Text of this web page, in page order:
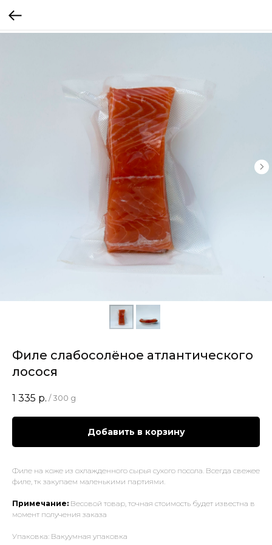
Филе слабосолёное атлантического
лосося
1 335 р. / 300 g
Добавить в корзину
Филе на коже из охлажденного сырья сухого посола. Всегда свежее
филе, тк закупаем маленькими партиями.
Примечание: Весовой товар, точная стоимость будет известна в
момент получения заказа
Упаковка: Вакуумная упаковка